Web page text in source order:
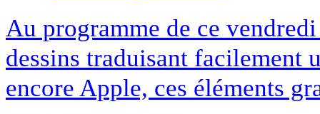
Au programme de ce
dessins traduisant facilement
encore Apple, ces éléments